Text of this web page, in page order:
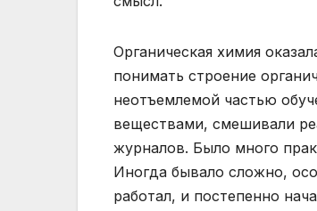
Органическая химия
понимать строение
неотъемлемой частью
веществами, смешивали
журналов. Было много
Иногда бывало сложно,
работал, и постепенно